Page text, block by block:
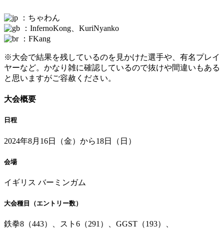
：ちゃわん
：InfernoKong、KuriNyanko
：FKang
※大会で結果を残しているのを見かけた選手や、有名プレイ
ヤーなど。かなり雑に確認しているので抜けや間違いもある
と思いますがご容赦ください。
大会概要
日程
2024年8月16日（金）から18日（日）
会場
イギリス バーミンガム
大会種目（エントリー数）
鉄拳8（443）、スト6（291）、GGST（193）、